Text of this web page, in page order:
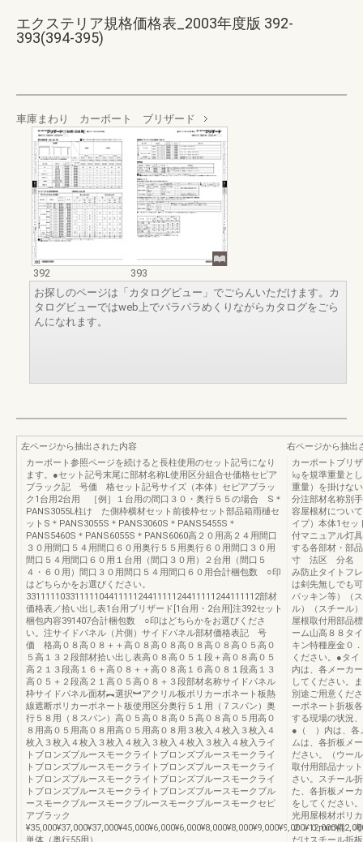
エクステリア規格価格表_2003年度版 392-
393(394-395)
車庫まわり カーポート ブリザード
392
393
お探しのページは「カタログビュー」でごらんいただけます。カ
タログビューではweb上でパラパラめくりながらカタログをごら
んになれます。
左ページから抽出された内容
カーポート参照ページを続けると長柱使用のセット記号になり
ます。●セット記号末尾に部材名称L使用区分組合せ価格セピア
ブラック記 号価 格セット記号サイズ（本体）セピアブラッ
ク1台用2台用 ［例］１台用の間口３０・奥行５５の場合 S＊
PANS3055L柱け た側枠横材セット前後枠セット部品箱雨樋セ
ットS＊PANS3055S＊PANS3060S＊PANS5455S＊
PANS5460S＊PANS6055S＊PANS6060高２０用高２４用間口
３０用間口５４用間口６０用奥行５５用奥行６０用間口３０用
間口５４用間口６０用１台用（間口３０用）２台用（間口５
４・６０用）間口３０用間口５４用間口６０用合計梱包数 ○印
はどちらかをお選びください。
331111103311111044111112441111124411111244111112部材
価格表／拾い出し表1台用ブリザード[1台用・2台用]注392セット
梱包内容391407合計梱包数 ○印はどちらかをお選びくださ
い。注サイドパネル（片側）サイドパネル部材価格表記 号
価 格高０８高０８＋＋高０８高０８高０８高０８高０５高０
５高１３２段部材拾い出し表高０８高０５１段＋高０８高０５
高２１３段高１６＋高０８＋＋高０８高１６高０８１段高１３
高０５＋２段高２１高０５高０８＋３段部材名称サイドパネル
枠サイドパネル面材︻選択︼アクリル板ポリカーボネート板熱
線遮断ポリカーボネート板使用区分奥行５１用（７スパン）奥
行５８用（８スパン）高０５高０８高０５高０８高０５用高０
８用高０５用高０８用高０５用高０８用３枚入４枚入３枚入４
枚入３枚入４枚入３枚入４枚入３枚入４枚入３枚入４枚入ライ
トブロンズブルースモークライトブロンズブルースモークライ
トブロンズブルースモークライトブロンズブルースモークライ
トブロンズブルースモークライトブロンズブルースモークライ
トブロンズブルースモークライトブロンズブルースモークブル
ースモークブルースモークブルースモークブルースモークセピ
アブラック
単体（奥行55用）
右ページから抽出
カーポートブリ
㎏を規準重量と
重量）を掛けな
分注部材名称別
容屋根材につい
イプ）本体1セッ
付マニュアル灯
する各部材・部
寸 法区 分名 称
み防止タイトフ
は剣先無しでも
パッキン等）（
ル）（スチール
屋根取付用部品
ーム山高８８タ
キン特種座金０
ください。●タ
内は、各メーカ
してください。
別途ご用意くだ
ーボネート折板
する現場の状況
●（ ）内は、各
ムは、各折板メ
ださい。（ウー
取付用部品ナッ
さい。スチール
た、各折板メー
をしてください
光用屋根材ポリ
２．０mm備 考
だけスチール折